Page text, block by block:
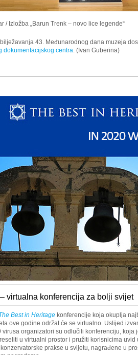
/ Izložba „Barun Trenk – novo lice legende“
43. Međunarodnog dana muzeja
dokumentacijskog centra. (Ivan Guberina)
virtualna konferencija za bolji svijet
Best in Heritage konferencije koja okuplja
ove godine održat će se virtualno. Uslijed
organizatori su odlučili konferenciju, koja
u virtualni prostor i pružiti korisnicima
prakse u svijetu, nagrađene u